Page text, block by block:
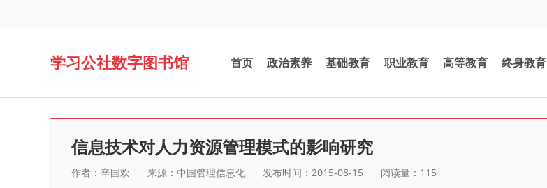
学习公社数字图书馆 首页 政治素养 基础教育 职业教育 高等教育 终身教育
信息技术对人力资源管理模式的影响研究
作者：辛国欢 来源：中国管理信息化 发布时间：2015-08-15 阅读量： 115